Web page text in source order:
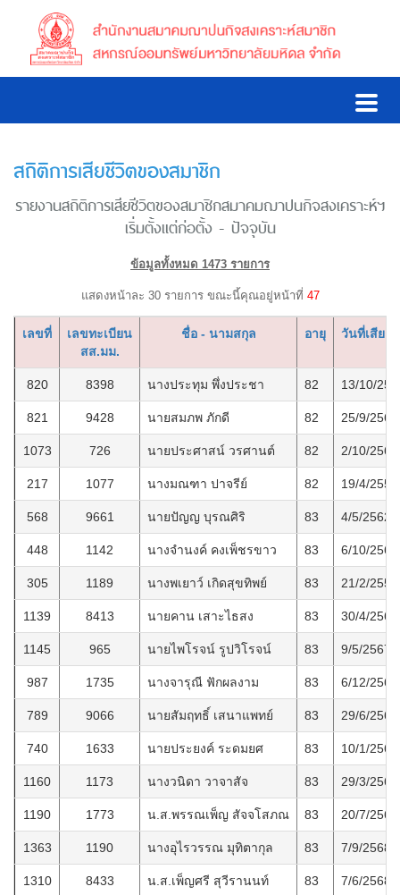
สถิติการเสียชีวิตของสมาชิก
รายงานสถิติการเสียชีวิตของสมาชิกสมาคมฌาปนกิจสงเคราะห์ฯ
เริ่มตั้งแต่ก่อตั้ง - ปัจจุบัน
ข้อมูลทั้งหมด 1473 รายการ
แสดงหน้าละ 30 รายการ ขณะนี้คุณอยู่หน้าที่ 47
เลขที่
เลขทะเบียน
สส.มม.
ชื่อ - นามสกุล อายุ วันที่เสียชี
820 8398 นางประทุม พึ่งประชา 82 13/10/
821 9428 นายสมภพ ภักดี 82 25/9/2564
1073 726 นายประศาสน์ วรศานต์ 82 2/10/2566
217 1077 นางมณฑา ปาจรีย์ 82 19/4/2556
568 9661 นายปัญญ บุรณศิริ 83 4/5/2562
448 1142 นางจำนงค์ คงเพ็ชรขาว 83 6/10/2560
305 1189 นางพเยาว์ เกิดสุขทิพย์ 83 21/2/2558
1139 8413 นายคาน เสาะไธสง 83 30/4/2567
1145 965 นายไพโรจน์ รูปวิโรจน์ 83 9/5/2567
987 1735 นางจารุณี ฟักผลงาม 83 6/12/2565
789 9066 นายสัมฤทธิ์ เสนาแพทย์ 83 29/6/2564
740 1633 นายประยงค์ ระดมยศ 83 10/1/2564
1160 1173 นางวนิดา วาจาสัจ 83 29/3/2567
1190 1773 น.ส.พรรณเพ็ญ สัจจโสภณ 83 20/7/2567
1363 1190 นางอุไรวรรณ มุทิตากุล 83 7/9/2568
1310 8433 น.ส.เพ็ญศรี สุวีรานนท์ 83 7/6/2568